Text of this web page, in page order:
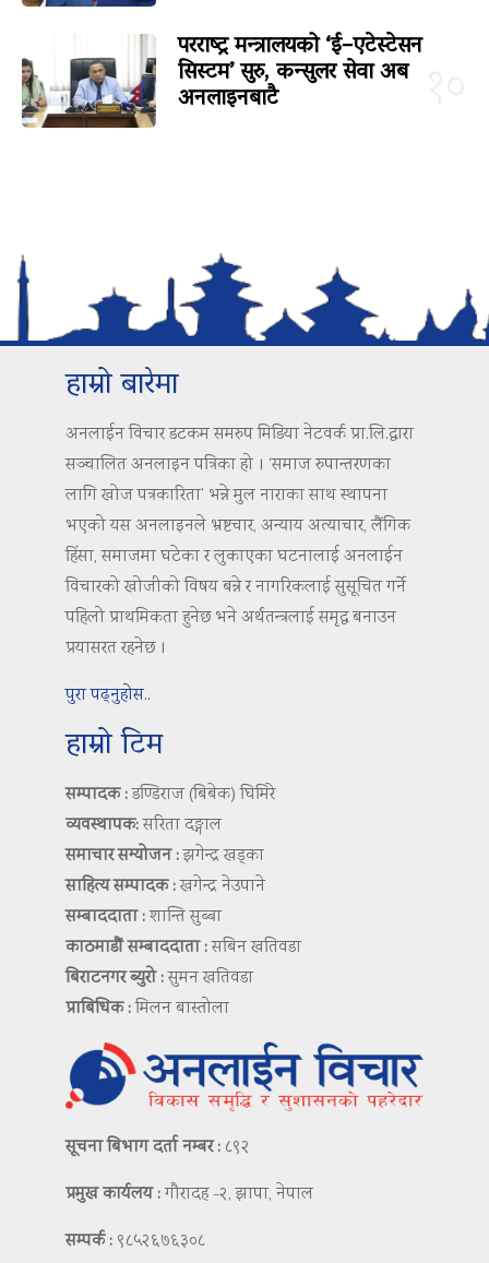
परराष्ट्र मन्त्रालयको ‘ई–एटेस्टेसन
सिस्टम’ सुरु, कन्सुलर सेवा अब
अनलाइनबाटै
हाम्रो बारेमा
अनलाईन विचार डटकम समरुप मिडिया नेटवर्क प्रा.लि.द्वारा
सञ्चालित अनलाइन पत्रिका हो । ‘समाज रुपान्तरणका
लागि खोज पत्रकारिता’ भन्ने मुल नाराका साथ स्थापना
भएको यस अनलाइनले भ्रष्टचार, अन्याय अत्याचार, लैंगिक
हिंसा, समाजमा घटेका र लुकाएका घटनालाई अनलाईन
विचारको खोजीको विषय बन्ने र नागरिकलाई सुसूचित गर्ने
पहिलो प्राथमिकता हुनेछ भने अर्थतन्त्रलाई समृद्ध बनाउन
प्रयासरत रहनेछ ।
पुरा पढ्नुहोस..
हाम्रो टिम
सम्पादक :डण्डिराज (बिबेक) घिमिरे
व्यवस्थापक:सरिता दङ्गाल
समाचार सम्योजन :झगेन्द्र खड्का
साहित्य सम्पादक :खगेन्द्र नेउपाने
सम्बाददाता :शान्ति सुब्बा
काठमाडौं सम्बाददाता :सबिन खतिवडा
बिराटनगर ब्युरो :सुमन खतिवडा
प्राबिधिक :मिलन बास्तोला
सूचना बिभाग दर्ता नम्बर : ८९२
प्रमुख कार्यलय :गौरादह -२, झापा, नेपाल
सम्पर्क : ९८५२६७६३०८